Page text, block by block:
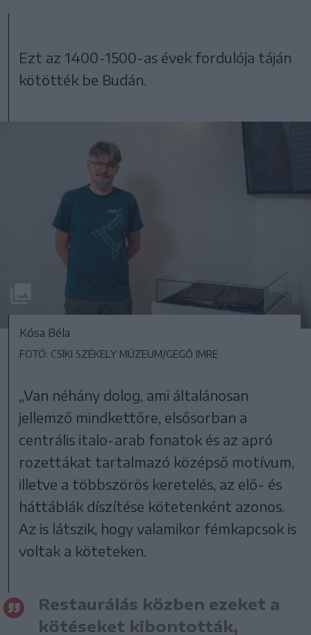
Ezt az 1400-1500-as évek fordulója táján
kötötték be Budán.
Kósa Béla
FOTÓ: CSÍKI SZÉKELY MÚZEUM/GEGŐ IMRE
„Van néhány dolog, ami általánosan
jellemző mindkettőre, elsősorban a
centrális italo-arab fonatok és az apró
rozettákat tartalmazó középső motívum,
illetve a többszörös keretelés, az elő- és
háttáblák díszítése kötetenként azonos.
Az is látszik, hogy valamikor fémkapcsok is
voltak a köteteken.
Restaurálás közben ezeket a
kötéseket kibontották,